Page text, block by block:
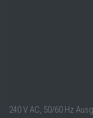
240 V AC, 50/60 Hz